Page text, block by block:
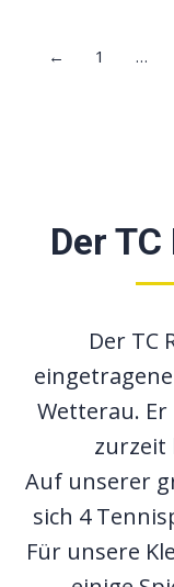
← 1 …
Der
Der TC
Wetterau.
zurzeit
Auf unserer
sich 4
Für unsere